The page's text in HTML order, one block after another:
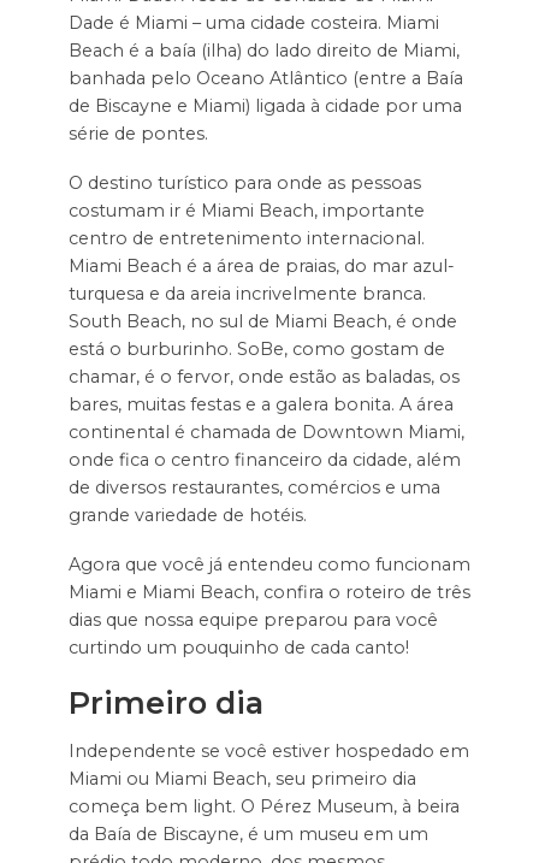
Dade é Miami – uma cidade costeira. Miami
Beach é a baía (ilha) do lado direito de Miami,
banhada pelo Oceano Atlântico (entre a Baía
de Biscayne e Miami) ligada à cidade por uma
série de pontes.
O destino turístico para onde as pessoas
costumam ir é Miami Beach, importante
centro de entretenimento internacional.
Miami Beach é a área de praias, do mar azul-
turquesa e da areia incrivelmente branca.
South Beach, no sul de Miami Beach, é onde
está o burburinho. SoBe, como gostam de
chamar, é o fervor, onde estão as baladas, os
bares, muitas festas e a galera bonita. A área
continental é chamada de Downtown Miami,
onde fica o centro financeiro da cidade, além
de diversos restaurantes, comércios e uma
grande variedade de hotéis.
Agora que você já entendeu como funcionam
Miami e Miami Beach, confira o roteiro de três
dias que nossa equipe preparou para você
curtindo um pouquinho de cada canto!
Primeiro dia
Independente se você estiver hospedado em
Miami ou Miami Beach, seu primeiro dia
começa bem light. O Pérez Museum, à beira
da Baía de Biscayne, é um museu em um